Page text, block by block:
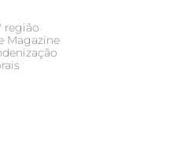
região
Magazine